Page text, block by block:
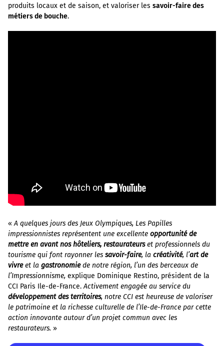
produits locaux et de saison, et valoriser les savoir-faire des
métiers de bouche.
«A quelques jours des Jeux Olympiques, Les Papilles
impressionnistes représentent une excellente opportunité de
mettre en avant nos hôteliers, restaurateurset professionnels du
tourisme qui font rayonner les savoir-faire, la créativité, l’art de
vivreet la gastronomiede notre région, l’un des berceaux de
l’Impressionnisme, explique Dominique Restino, président de la
CCI Paris Ile-de-France.Activement engagée au service du
développement des territoires, notre CCI est heureuse de valoriser
le patrimoine et la richesse culturelle de l’Ile-de-France par cette
action innovante autour d’un projet commun avec les
restaurateurs. »